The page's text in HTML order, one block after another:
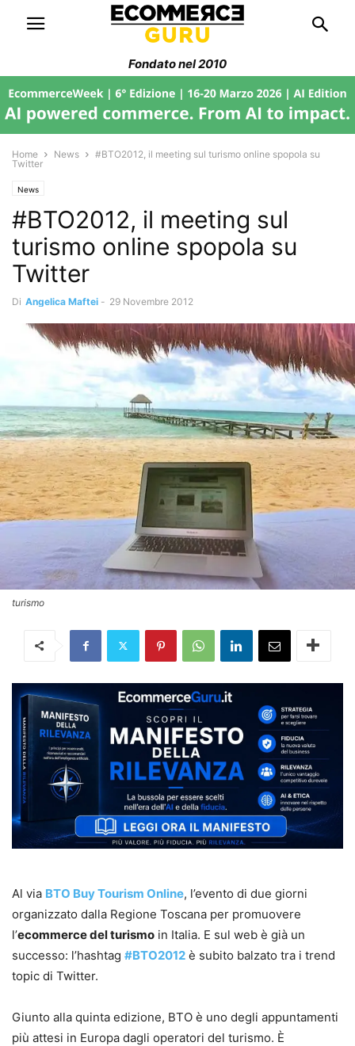
Fondato nel 2010
Home News
#BTO2012, il meeting sul turismo online spopola su
Twitter
News
#BTO2012, il meeting sul
turismo online spopola su
Twitter
Di Angelica Maftei - 29 Novembre 2012
turismo
Al via BTO Buy Tourism Online, l’evento di due giorni
organizzato dalla Regione Toscana per promuovere
l’ecommerce del turismo in Italia. E sul web è già un
successo: l’hashtag #BTO2012 è subito balzato tra i trend
topic di Twitter.
Giunto alla quinta edizione, BTO è uno degli appuntamenti
più attesi in Europa dagli operatori del turismo. È